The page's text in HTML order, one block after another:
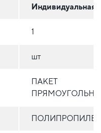
Индивидуальная
1
шт
ПАКЕТ